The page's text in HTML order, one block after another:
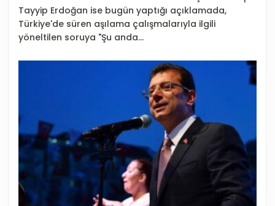
Tayyip Erdoğan ise bugün yaptığı açıklamada,
Türkiye'de süren aşılama çalışmalarıyla ilgili
yöneltilen soruya "Şu anda...